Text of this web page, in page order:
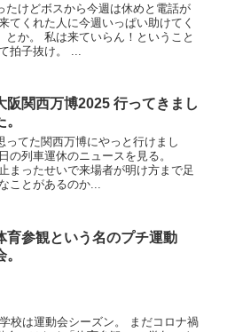
たけどボスから今週は休めと電話が
てくれた人に今週いっぱい助けてく
か。 私は来ていらん！ということ
拍子抜け。 ...
阪関西万博2025 行ってきまし
。
ってた関西万博にやっと行けまし
の列車運休のニュースを見る。
まったせいで来場者が明け方まで足
ことがあるのか...
育参観という名のプチ運動
。
校は運動会シーズン。 まだコロナ禍